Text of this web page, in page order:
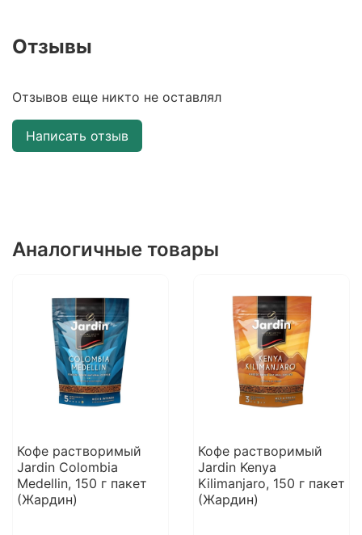
Отзывы
Отзывов еще никто не оставлял
Написать отзыв
Аналогичные товары
Кофе растворимый
Jardin Colombia
Medellin, 150 г пакет
(Жардин)
Кофе растворимый
Jardin Kenya
Kilimanjaro, 150 г пакет
(Жардин)